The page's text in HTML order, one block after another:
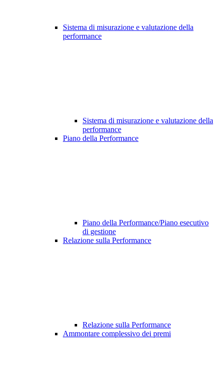
Sistema di misurazione e valutazione della
performance
Sistema di misurazione e valutazione della
performance
Piano della Performance
Piano della Performance/Piano esecutivo
di gestione
Relazione sulla Performance
Relazione sulla Performance
Ammontare complessivo dei premi